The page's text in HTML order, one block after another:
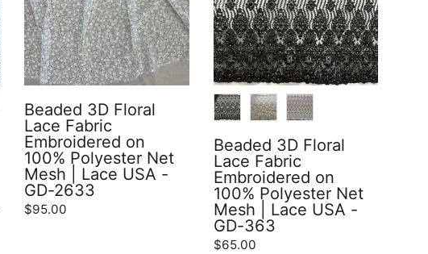
Beaded 3D Floral
Lace Fabric
Embroidered on
100% Polyester Net
Mesh | Lace USA -
GD-2633
$95.00
COLOR
Beaded 3D Floral
Lace Fabric
Embroidered on
100% Polyester Net
Mesh | Lace USA -
GD-363
$65.00